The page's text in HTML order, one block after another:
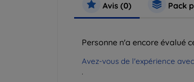
Avis (0) Pack
Personne n'a encore évalué
Avez-vous de l'expérience
.